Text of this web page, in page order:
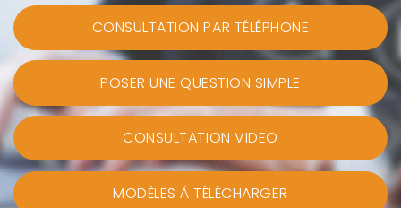
CONSULTATION PAR TÉLÉPHONE
POSER UNE QUESTION SIMPLE
CONSULTATION VIDEO
MODÈLES À TÉLÉCHARGER